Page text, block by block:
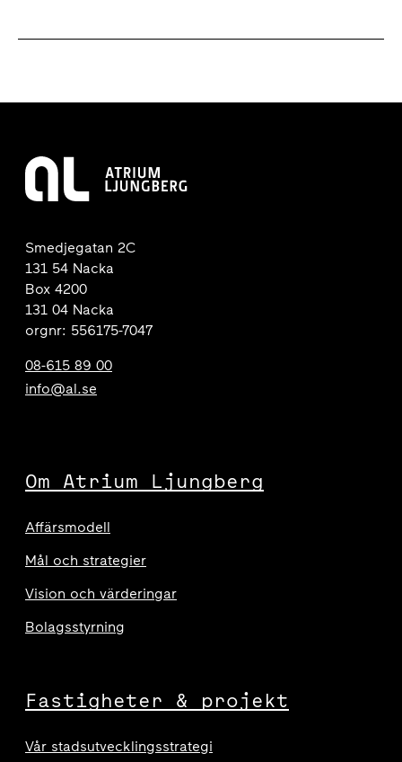
Smedjegatan 2C
131 54 Nacka
Box 4200
131 04 Nacka
orgnr: 556175-7047
08-615 89 00
info@al.se
Om Atrium Ljungberg
Affärsmodell
Mål och strategier
Vision och värderingar
Bolagsstyrning
Fastigheter & projekt
Vår stadsutvecklingsstrategi